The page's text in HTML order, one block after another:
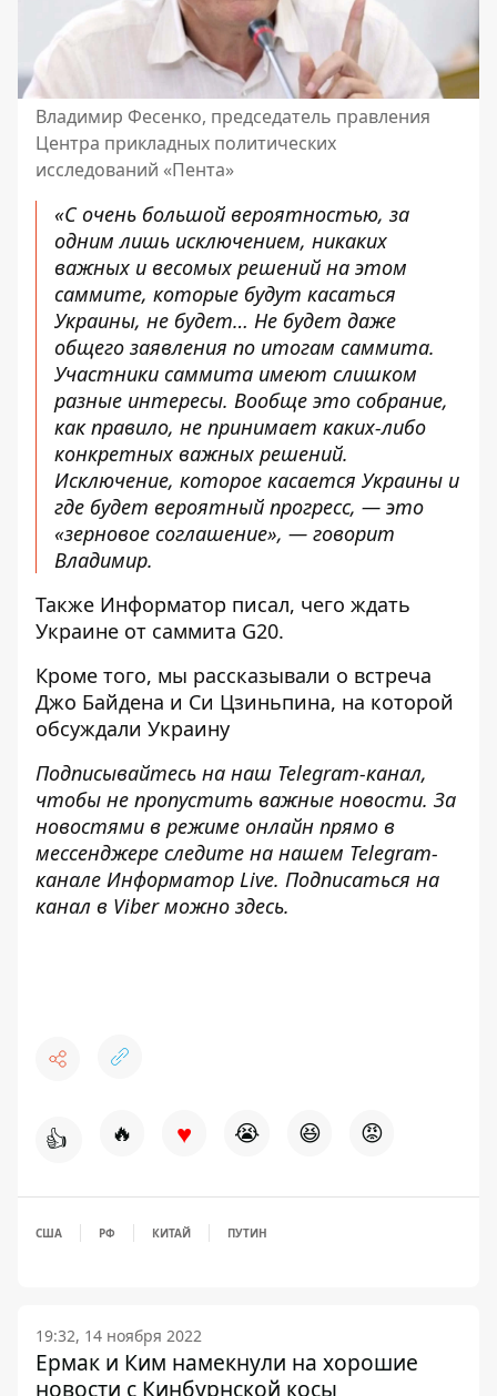
Владимир Фесенко, председатель правления
Центра прикладных политических
исследований «Пента»
«С очень большой вероятностью, за
одним лишь исключением, никаких
важных и весомых решений на этом
саммите, которые будут касаться
Украины, не будет… Не будет даже
общего заявления по итогам саммита.
Участники саммита имеют слишком
разные интересы. Вообще это собрание,
как правило, не принимает каких-либо
конкретных важных решений.
Исключение, которое касается Украины и
где будет вероятный прогресс, — это
«зерновое соглашение», — говорит
Владимир.
Также Информатор писал, чего ждать
Украине от саммита G20.
Кроме того, мы рассказывали о встреча
Джо Байдена и Си Цзиньпина, на которой
обсуждали Украину
Подписывайтесь на наш Telegram-канал,
чтобы не пропустить важные новости. За
новостями в режиме онлайн прямо в
мессенджере следите на нашем Telegram-
канале Информатор Live. Подписаться на
канал в Viber можно здесь.
👍 🔥 ♥ 😭 😆 😡
США РФ КИТАЙ ПУТИН
19:32, 14 ноября 2022
Ермак и Ким намекнули на хорошие
новости с Кинбурнской косы